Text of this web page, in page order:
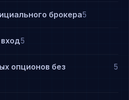
брокера5
5
опционов без
5